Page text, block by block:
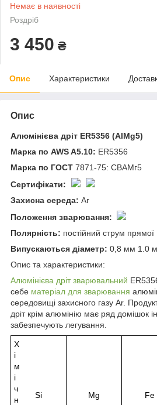
Немає в наявності
Роздріб
3 450 ₴
Опис Характеристики
Опис
Алюмінієва дріт ER5356 (AlMg5)
Марка по AWS A5.10: ER5356
Марка по ГОСТ 7871-75: СВАМг5
Сертифікати:
Захисна середа: Ar
Положення зварювання:
Полярність: постійний струм прямої
Випускаються діаметр: 0,8 мм 1.0
Опис та характеристики:
Алюмінієва дріт зварювальний
себе матеріал для зварювання
середовищі захисного газу Ar.
дріт крім алюмінію має ряд домішок
забезпечують легування.
Х
і
м
і
ч
н
Si Mg Fe